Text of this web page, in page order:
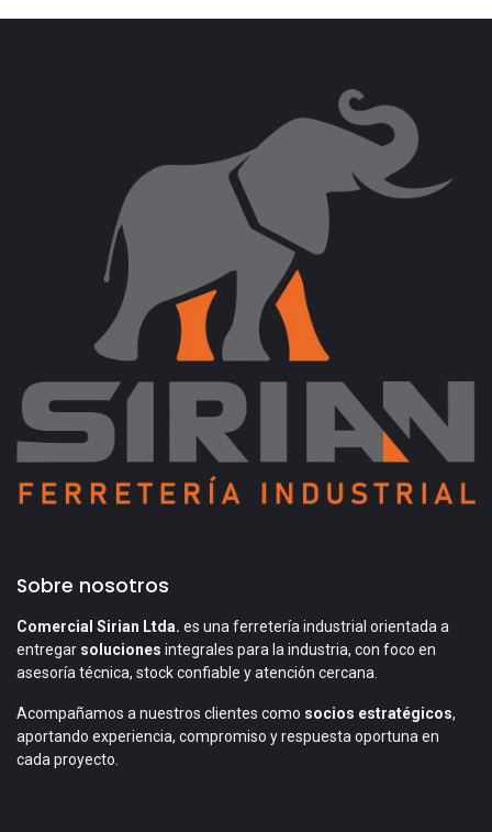
Sobre nosotros
Comercial Sirian Ltda. es una ferretería industrial orientada a
entregar soluciones integrales para la industria, con foco en
asesoría técnica, stock confiable y atención cercana.
Acompañamos a nuestros clientes como socios estratégicos,
aportando experiencia, compromiso y respuesta oportuna en
cada proyecto.